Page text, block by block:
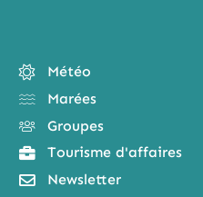
Météo
Marées
Groupes
Tourisme d'affaires
Newsletter